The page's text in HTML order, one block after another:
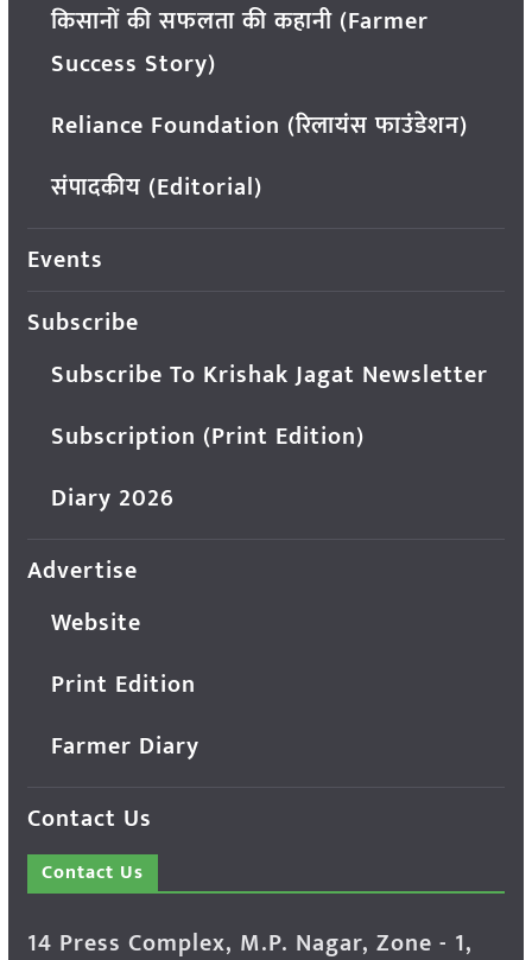
किसानों की सफलता की कहानी (Farmer
Success Story)
Reliance Foundation (रिलायंस फाउंडेशन)
संपादकीय (Editorial)
Events
Subscribe
Subscribe To Krishak Jagat Newsletter
Subscription (Print Edition)
Diary 2026
Advertise
Website
Print Edition
Farmer Diary
Contact Us
Contact Us
14 Press Complex, M.P. Nagar, Zone - 1,